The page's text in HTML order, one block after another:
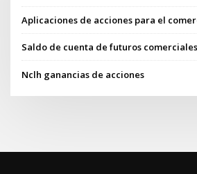
Aplicaciones de acciones para el
Saldo de cuenta de futuros comerciales
Nclh ganancias de acciones